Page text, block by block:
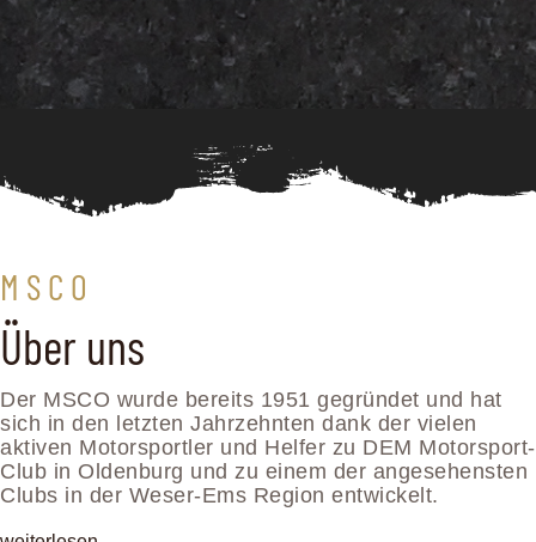
M S C O
Über uns
Der MSCO wurde bereits 1951 gegründet und hat
sich in den letzten Jahrzehnten dank der vielen
aktiven Motorsportler und Helfer zu DEM Motorsport-
Club in Oldenburg und zu einem der angesehensten
Clubs in der Weser-Ems Region entwickelt.